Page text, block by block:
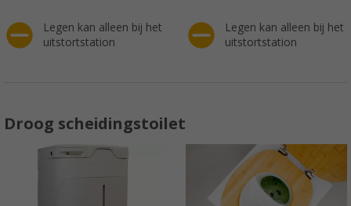
Legen kan alleen bij het
uitstortstation
Legen kan alleen bij het
uitstortstation
Droog scheidingstoilet